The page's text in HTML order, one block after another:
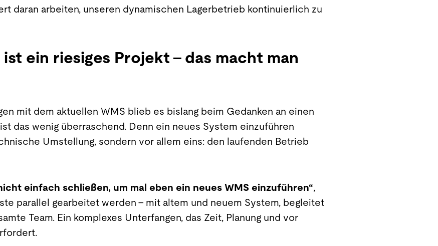
daran arbeiten, unseren dynamischen Lagerbetrieb kontinuierlich zu
ist ein riesiges Projekt – das macht man
mit dem aktuellen WMS blieb es bislang beim Gedanken an einen
das wenig überraschend. Denn ein neues System einzuführen
Umstellung, sondern vor allem eins: den laufenden Betrieb
einfach schließen, um mal eben ein neues WMS einzuführen“,
parallel gearbeitet werden – mit altem und neuem System, begleitet
Team. Ein komplexes Unterfangen, das Zeit, Planung und vor